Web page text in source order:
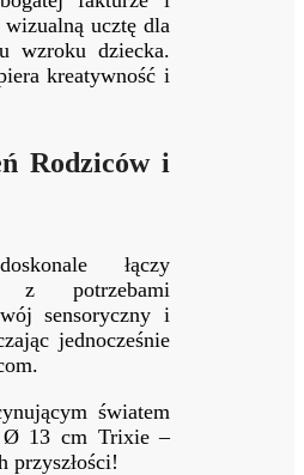
ucztę dla
wzroku dziecka.
kreatywność i
Rodziców i
łączy
z potrzebami
sensoryczny i
jednocześnie
światem
Ø 13 cm Trixie –
przyszłości!